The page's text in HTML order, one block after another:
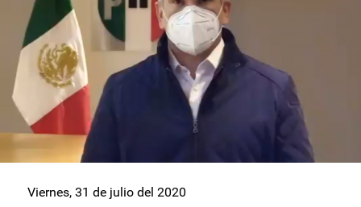
Viernes, 31 de julio del 2020